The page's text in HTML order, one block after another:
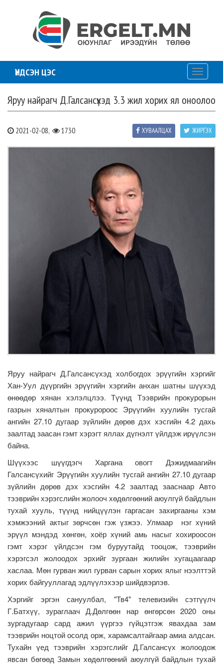
ҮНДСЭН ЦЭС
Toggle
Яруу найрагч Д.Галсансүхэд 3.3 жил хорих ял оноолоо
2021-02-08, 1730 ЖИРГЭХ
ХУВААЛЦАХ
Яруу найрагч Д.Галсансүхэд холбогдох эрүүгийн хэргийг
Хан-Уул дүүргийн эрүүгийн хэргийн анхан шатны шүүхэд
өнөөдөр хянан хэлэлцлээ. Түүнд Тээврийн прокурорын
газрын хяналтын прокуророос Эрүүгийн хуулийн тусгай
ангийн 27.10 дугаар зүйлийн дөрөв дэх хэсгийн 4.2 дахь
заалтад заасан гэмт хэрэгт яллах дүгнэлт үйлдэж ирүүлсэн
байна.
Шүүхээс шүүгдэгч Харгана овогт Дэжидмаагийн
Галсансүхийг Эрүүгийн хуулийн тусгай ангийн 27.10 дугаар
зүйлийн дөрөв дэх хэсгийн 4.2 заалтад зааснаар Авто
тээврийн хэрэгслийн жолооч хөдөлгөөний аюулгүй байдлын
тухай хууль, түүнд нийцүүлэн гаргасан захиргааны хэм
хэмжээний актыг зөрчсөн гэж үзжээ. Улмаар нэг хүний
эрүүл мэндэд хөнгөн, хоёр хүний амь насыг хохироосон
гэмт хэрэг үйлдсэн гэм буруутайд тооцож, тээврийн
хэрэгсэл жолоодох эрхийг зургаан жилийн хугацаагаар
хаслаа. Мөн гурван жил гурван сарын хорих ялыг нээлттэй
хорих байгууллагад эдлүүлэхээр шийдвэрлэв.
Хэргийг эргэн сануулбал, "Тв4" телевизийн сэтгүүлч
Г.Батхүү, зураглаач Д.Дөлгөөн нар өнгөрсөн 2020 оны
зургадугаар сард ажил үүргээ гүйцэтгэж явахдаа зам
тээврийн ноцтой осолд орж, харамсалтайгаар амиа алдсан.
Тухайн үед тээврийн хэрэгслийг Д.Галсансүх жолоодож
явсан бөгөөд Замын хөдөлгөөний аюулгүй байдлын тухай